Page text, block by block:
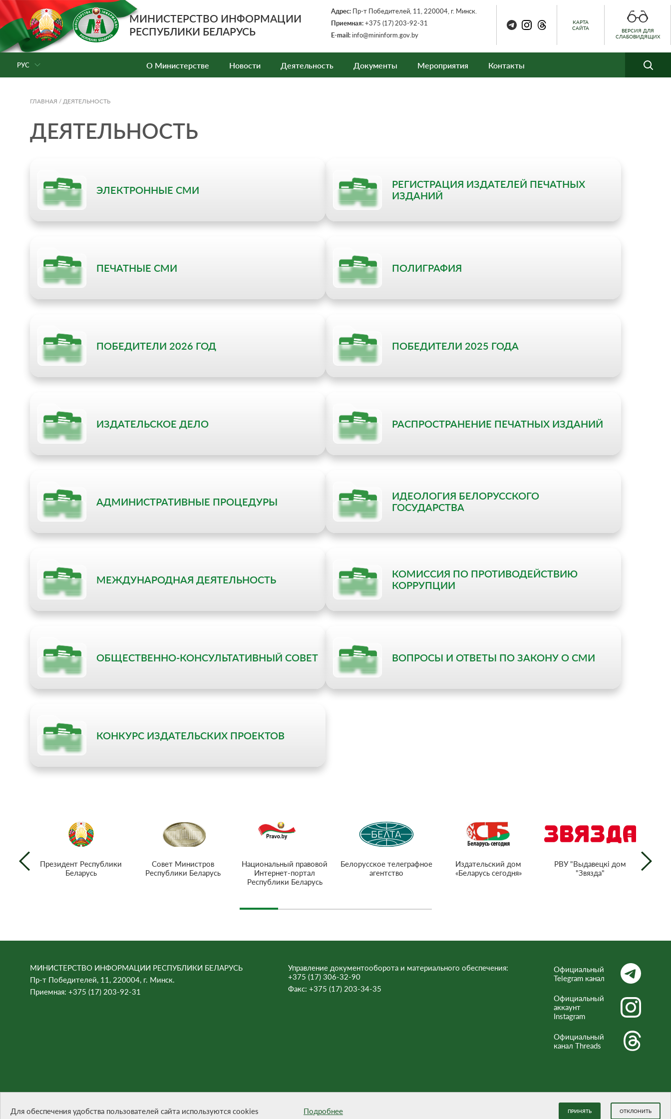
МИНИСТЕРСТВО ИНФОРМАЦИИ
РЕСПУБЛИКИ БЕЛАРУСЬ
Адрес: Пр-т Победителей, 11, 220004, г. Минск.
Приемная:+375 (17) 203-92-31
E-mail:info@mininform.gov.by
КАРТА
САЙТА
ВЕРСИЯ ДЛЯ
СЛАБОВИДЯЩИХ
РУС О Министерстве Новости Деятельность Документы Мероприятия Контакты
ГЛАВНАЯ / ДЕЯТЕЛЬНОСТЬ
ДЕЯТЕЛЬНОСТЬ
ЭЛЕКТРОННЫЕ СМИ
ПЕЧАТНЫЕ СМИ
ПОБЕДИТЕЛИ 2026 ГОД
ИЗДАТЕЛЬСКОЕ ДЕЛО
АДМИНИСТРАТИВНЫЕ ПРОЦЕДУРЫ
МЕЖДУНАРОДНАЯ ДЕЯТЕЛЬНОСТЬ
ОБЩЕСТВЕННО-КОНСУЛЬТАТИВНЫЙ СОВЕТ
КОНКУРС ИЗДАТЕЛЬСКИХ ПРОЕКТОВ
РЕГИСТРАЦИЯ ИЗДАТЕЛЕЙ ПЕЧАТНЫХ
ИЗДАНИЙ
ПОЛИГРАФИЯ
ПОБЕДИТЕЛИ 2025 ГОДА
РАСПРОСТРАНЕНИЕ ПЕЧАТНЫХ ИЗДАНИЙ
ИДЕОЛОГИЯ БЕЛОРУССКОГО
ГОСУДАРСТВА
КОМИССИЯ ПО ПРОТИВОДЕЙСТВИЮ
КОРРУПЦИИ
ВОПРОСЫ И ОТВЕТЫ ПО ЗАКОНУ О СМИ
Президент Республики
Беларусь
Совет Министров
Республики Беларусь
Национальный правовой
Интернет-портал
Республики Беларусь
Белорусское телеграфное
агентство
Издательский дом
«Беларусь сегодня»
РВУ "Выдавецкі дом
"Звязда"
МИНИСТЕРСТВО ИНФОРМАЦИИ РЕСПУБЛИКИ БЕЛАРУСЬ
Пр-т Победителей, 11, 220004, г. Минск.
Приемная: +375 (17) 203-92-31
Управление документооборота и материального обеспечения:
+375 (17) 306-32-90
Факс: +375 (17) 203-34-35
Официальный
Telegram канал
Официальный
аккаунт
Instagram
Официальный
канал Threads
При цитировании материалов ссылка на сайт обязательна.
Для обеспечения удобства пользователей сайта используются cookies Подробнее ПРИНЯТЬ ОТКЛОНИТЬ